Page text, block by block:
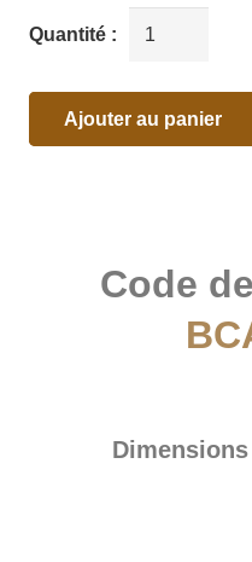
Ajouter au panier
Code